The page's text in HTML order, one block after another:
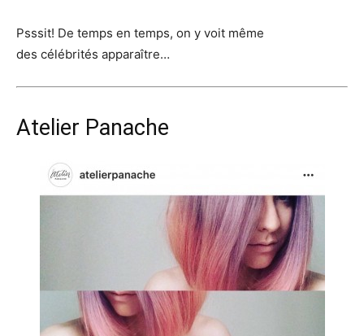
Psssit! De temps en temps, on y voit même
des célébrités apparaître…
Atelier Panache